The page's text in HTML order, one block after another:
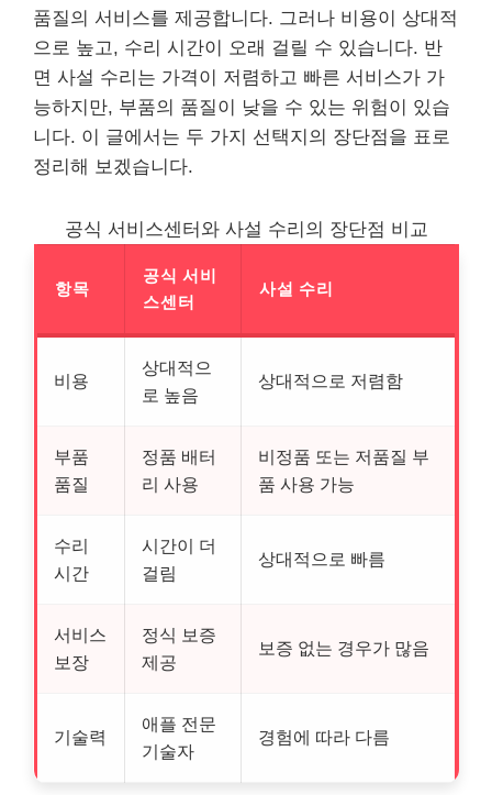
품질의 서비스를 제공합니다. 그러나 비용이 상대적
으로 높고, 수리 시간이 오래 걸릴 수 있습니다. 반
면 사설 수리는 가격이 저렴하고 빠른 서비스가 가
능하지만, 부품의 품질이 낮을 수 있는 위험이 있습
니다. 이 글에서는 두 가지 선택지의 장단점을 표로
정리해 보겠습니다.
공식 서비스센터와 사설 수리의 장단점 비교
항목
공식 서비
스센터
사설 수리
비용
상대적으
로 높음
상대적으로 저렴함
부품
품질
정품 배터
리 사용
비정품 또는 저품질 부
품 사용 가능
수리
시간
시간이 더
걸림
상대적으로 빠름
서비스
보장
정식 보증
제공
보증 없는 경우가 많음
기술력
애플 전문
기술자
경험에 따라 다름